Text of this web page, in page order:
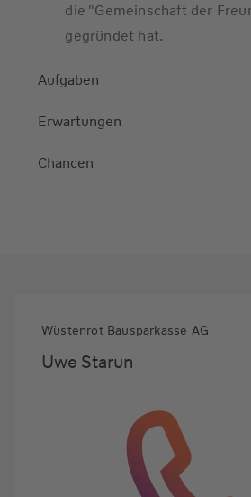
die "Gemeinschaft der
gegründet hat.
Aufgaben
Erwartungen
Chancen
Wüstenrot Bausparkasse AG
Uwe Starun